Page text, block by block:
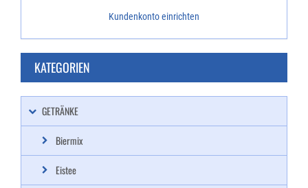
Kundenkonto einrichten
KATEGORIEN
GETRÄNKE
Biermix
Eistee